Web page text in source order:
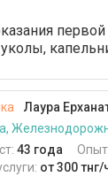
Лаура
43 года
от 300 тнг/